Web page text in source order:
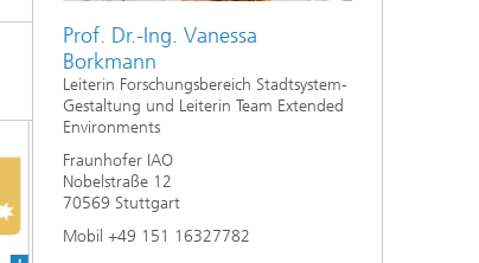
Prof. Dr.-Ing. Vanessa
Borkmann
Leiterin Forschungsbereich Stadtsystem-
Gestaltung und Leiterin Team Extended
Environments
Fraunhofer IAO
Nobelstraße 12
70569 Stuttgart
Mobil +49 151 16327782